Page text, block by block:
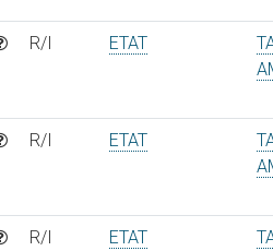
R/I ETAT
R/I ETAT
R/I ETAT